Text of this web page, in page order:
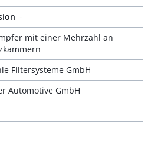
-
mit einer Mehrzahl an
Filtersysteme GmbH
Automotive GmbH